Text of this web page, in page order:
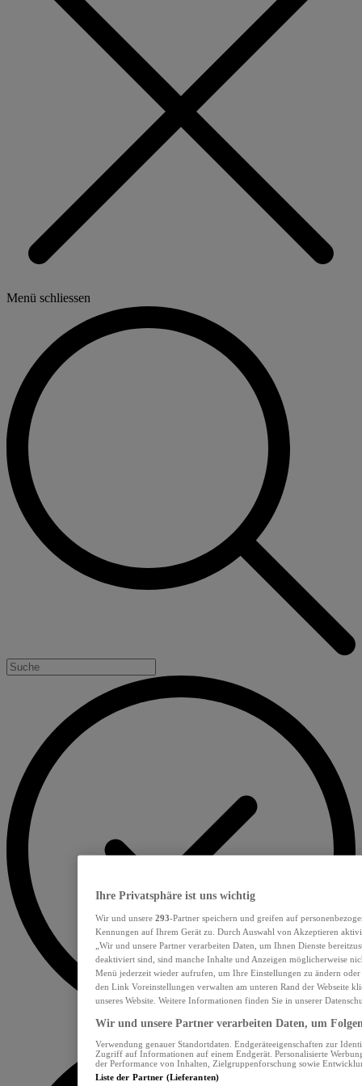
Menü schliessen
Ihre Privatsphäre ist uns wichtig
Wir und unsere 293-Partner speichern und greifen auf
Kennungen auf Ihrem Gerät zu. Durch Auswahl von Akzeptieren
„Wir und unsere Partner verarbeiten Daten, um Ihnen Dienste
deaktiviert sind, sind manche Inhalte und Anzeigen möglicherweise
Menü jederzeit wieder aufrufen, um Ihre Einstellungen zu ändern
den Link Voreinstellungen verwalten am unteren Rand der Webseite
unseres Website. Weitere Informationen finden Sie in unserer
Wir und unsere Partner verarbeiten Daten, um
Verwendung genauer Standortdaten. Endgeräteeigenschaften zur
Zugriff auf Informationen auf einem Endgerät. Personalisierte
der Performance von Inhalten, Zielgruppenforschung sowie
Liste der Partner (Lieferanten)